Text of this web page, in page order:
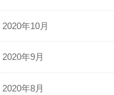
2020年10月
2020年9月
2020年8月